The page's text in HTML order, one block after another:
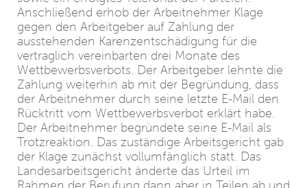
Anschließend erhob der Arbeitnehmer Klage
gegen den Arbeitgeber auf Zahlung der
ausstehenden Karenzentschädigung für die
vertraglich vereinbarten drei Monate des
Wettbewerbsverbots. Der Arbeitgeber lehnte die
Zahlung weiterhin ab mit der Begründung, dass
der Arbeitnehmer durch seine letzte E-Mail den
Rücktritt vom Wettbewerbsverbot erklärt habe.
Der Arbeitnehmer begründete seine E-Mail als
Trotzreaktion. Das zuständige Arbeitsgericht gab
der Klage zunächst vollumfänglich statt. Das
Landesarbeitsgericht änderte das Urteil im
Rahmen der Berufung dann aber in Teilen ab und